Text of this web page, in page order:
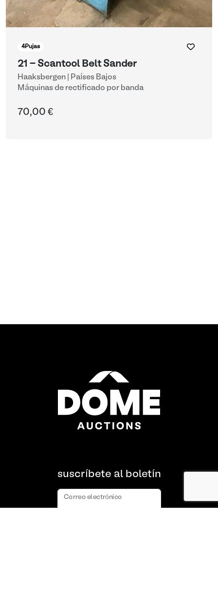
4Pujas
21 - Scantool Belt Sander
Haaksbergen | Países Bajos
Máquinas de rectificado por banda
70,00 €
suscríbete al boletín
Correo electrónico